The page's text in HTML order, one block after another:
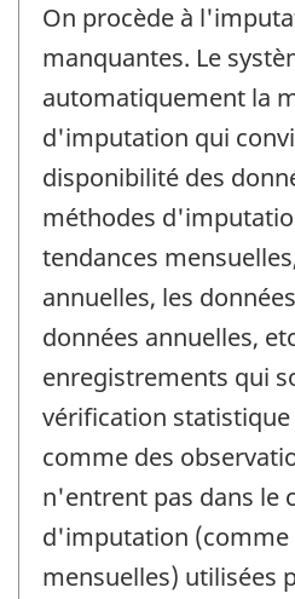
On procède à
manquantes. Le
automatiquement la
d'imputation qui
disponibilité des
méthodes
tendances
annuelles, les
données annuelles,
enregistrements qui
vérification
comme des
n'entrent pas dans le
d'imputation (comme
mensuelles) utilisées